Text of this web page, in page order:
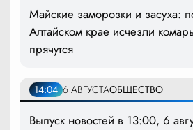
Майские заморозки и засуха:
Алтайском крае исчезли
прячутся
14:04 6 АВГУСТАОБЩЕСТВО
Выпуск новостей в 13:00, 6